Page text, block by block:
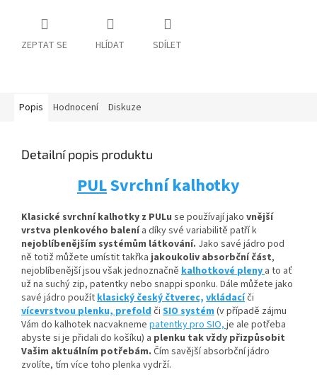
ZEPTAT SE HLÍDAT SDÍLET
Popis Hodnocení Diskuze
Detailní popis produktu
PULSvrchní kalhotky
Klasické svrchní kalhotky z PULu se používají jako vnější
vrstva plenkového balenía díky své variabilitě patří k
nejoblíbenějším systémům látkování. Jako savé jádro pod
ně totiž můžete umístittakřkajakoukoliv absorbčníčást,
nejoblíbenější jsou však jednoznačně kalhotkové pleny a to ať
už na suchý zip, patentky nebo snappi sponku. Dále můžete jako
savé jádro použítklasický český čtverec, vkládacíči
vícevrstvou plenku,prefoldči SIO systém(v případě zájmu
Vám do kalhotek nacvakneme patentky pro SIO,je ale potřeba
abyste si je přidali do košíku) a plenku tak vždy přizpůsobit
Vašim aktuálním potřebám. Čím savější absorbční jádro
zvolíte, tím více toho plenka vydrží.